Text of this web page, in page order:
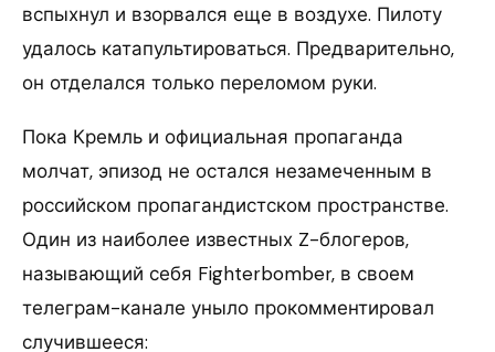
вспыхнул и взорвался еще в воздухе. Пилоту
удалось катапультироваться. Предварительно,
он отделался только переломом руки.
Пока Кремль и официальная пропаганда
молчат, эпизод не остался незамеченным в
российском пропагандистском пространстве.
Один из наиболее известных Z-блогеров,
называющий себя Fighterbomber, в своем
телеграм-канале уныло прокомментировал
случившееся: